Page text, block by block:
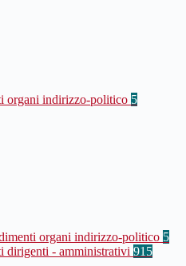
organi indirizzo-politico 5
organi indirizzo-politico 5
dirigenti - amministrativi 915